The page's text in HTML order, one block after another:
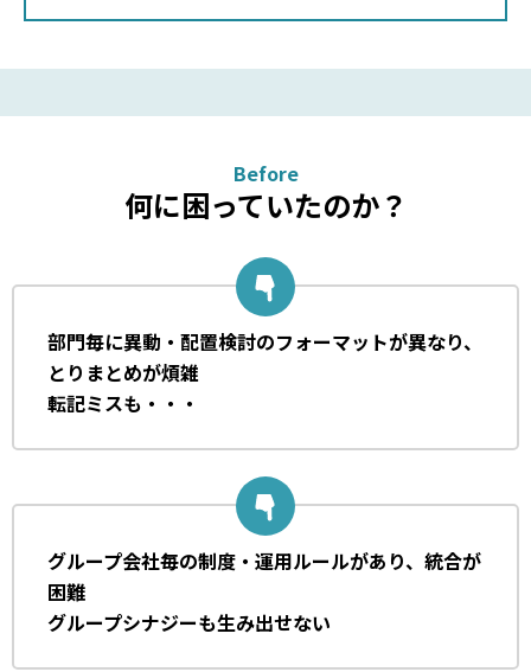
Before
何に困っていたのか？
部門毎に異動・配置検討のフォーマットが異なり、
とりまとめが煩雑
転記ミスも・・・
グループ会社毎の制度・運用ルールがあり、統合が
困難
グループシナジーも生み出せない